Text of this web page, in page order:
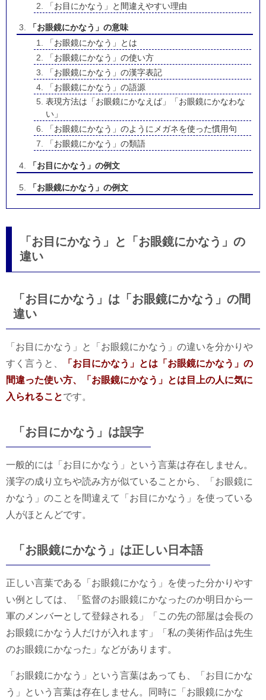
「お目にかなう」と間違えやすい理由
「お眼鏡にかなう」の意味
「お眼鏡にかなう」とは
「お眼鏡にかなう」の使い方
「お眼鏡にかなう」の漢字表記
「お眼鏡にかなう」の語源
表現方法は「お眼鏡にかなえば」「お眼鏡にかなわな
い」
「お眼鏡にかなう」のようにメガネを使った慣用句
「お眼鏡にかなう」の類語
「お目にかなう」の例文
「お眼鏡にかなう」の例文
「お目にかなう」と「お眼鏡にかなう」の
違い
「お目にかなう」は「お眼鏡にかなう」の間
違い
「お目にかなう」と「お眼鏡にかなう」の違いを分かりや
すく言うと、
「お目にかなう」とは「お眼鏡にかなう」の
間違った使い方、「お眼鏡にかなう」とは目上の人に気に
入られることです。
「お目にかなう」は誤字
一般的には「お目にかなう」という言葉は存在しません。
漢字の成り立ちや読み方が似ていることから、「お眼鏡に
かなう」のことを間違えて「お目にかなう」を使っている
人がほとんどです。
「お眼鏡にかなう」は正しい日本語
正しい言葉である「お眼鏡にかなう」を使った分かりやす
い例としては、「監督のお眼鏡にかなったのか明日から一
軍のメンバーとして登録される」「この先の部屋は会長の
お眼鏡にかなう人だけが入れます」「私の美術作品は先生
のお眼鏡にかなった」などがあります。
「お眼鏡にかなう」という言葉はあっても、「お目にかな
う」という言葉は存在しません。同時に「お眼鏡にかな